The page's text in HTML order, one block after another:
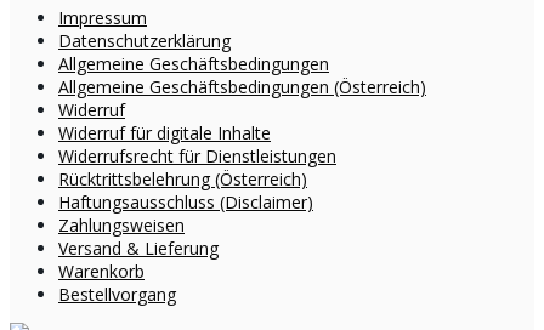
Impressum
Datenschutzerklärung
Allgemeine Geschäftsbedingungen
Allgemeine Geschäftsbedingungen (Österreich)
Widerruf
Widerruf für digitale Inhalte
Widerrufsrecht für Dienstleistungen
Rücktrittsbelehrung (Österreich)
Haftungsausschluss (Disclaimer)
Zahlungsweisen
Versand & Lieferung
Warenkorb
Bestellvorgang